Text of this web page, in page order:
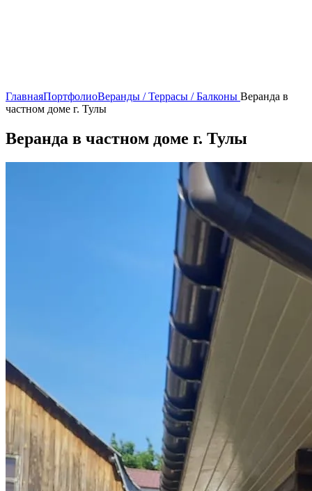
ГлавнаяПортфолиоВеранды / Террасы / Балконы Веранда в
частном доме г. Тулы
Веранда в частном доме г. Тулы